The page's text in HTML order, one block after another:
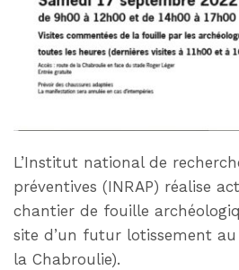
L’Institut national de
préventives (INRAP) réalise
chantier de fouille
site d’un futur lotissement
la Chabroulie).